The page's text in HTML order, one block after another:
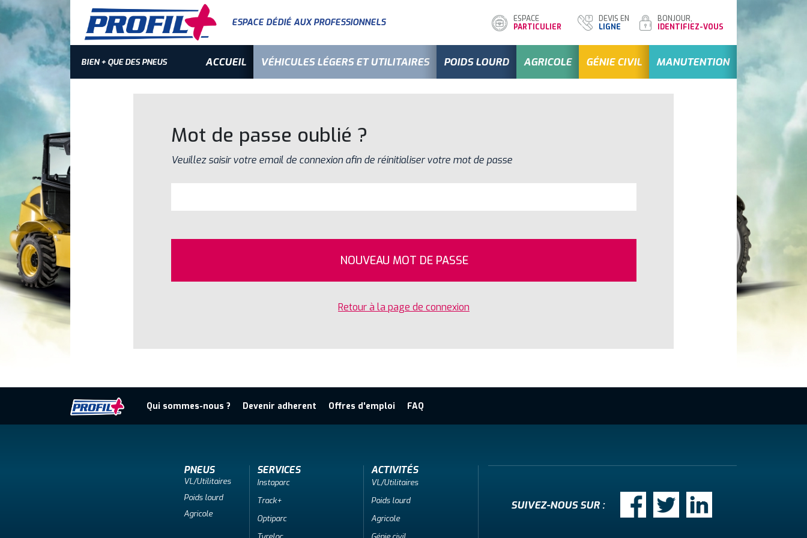
BIEN + QUE DES PNEUS
ESPACE DÉDIÉ AUX PROFESSIONNELS
ESPACE
PARTICULIER
DEVIS EN
LIGNE
BONJOUR,
IDENTIFIEZ-VOUS
ACCUEIL VÉHICULES LÉGERS ET UTILITAIRES POIDS LOURD AGRICOLE GÉNIE CIVIL MANUTENTION
Mot de passe oublié ?
Veuillez saisir votre email de connexion afin de réinitialiser votre mot de passe
Retour à la page de connexion
Qui sommes-nous ? Devenir adherent Offres d'emploi FAQ
PNEUS
VL/Utilitaires
Poids lourd
Agricole
SERVICES
Instaparc
Track+
Optiparc
ACTIVITÉS
VL/Utilitaires
Poids lourd
Agricole
SUIVEZ-NOUS SUR :